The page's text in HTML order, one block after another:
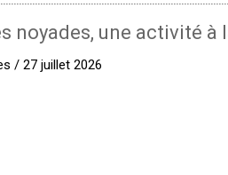
noyades, une activité à
/ 27 juillet 2026